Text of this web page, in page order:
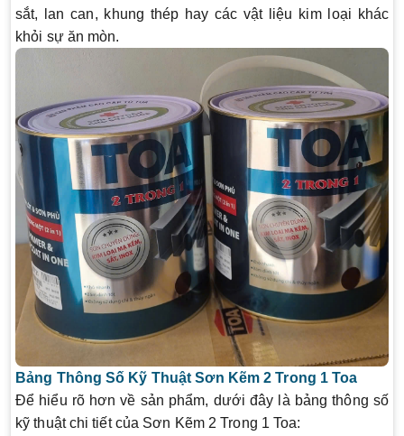
sắt, lan can, khung thép hay các vật liệu kim loại khác
khỏi sự ăn mòn.
Bảng Thông Số Kỹ Thuật Sơn Kẽm 2 Trong 1 Toa
Để hiểu rõ hơn về sản phẩm, dưới đây là bảng thông số
kỹ thuật chi tiết của Sơn Kẽm 2 Trong 1 Toa: